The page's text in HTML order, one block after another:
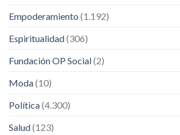
Empoderamiento (1.192)
Espiritualidad(306)
Fundación OP Social(2)
Moda(10)
Política(4.300)
Salud(123)